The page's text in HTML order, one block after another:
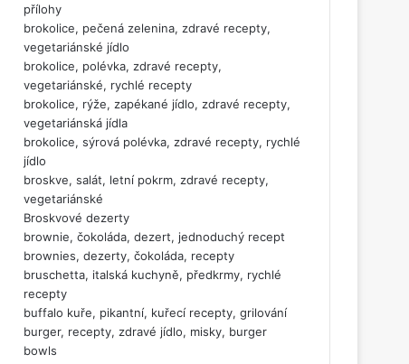
přílohy
brokolice, pečená zelenina, zdravé recepty,
vegetariánské jídlo
brokolice, polévka, zdravé recepty,
vegetariánské, rychlé recepty
brokolice, rýže, zapékané jídlo, zdravé recepty,
vegetariánská jídla
brokolice, sýrová polévka, zdravé recepty, rychlé
jídlo
broskve, salát, letní pokrm, zdravé recepty,
vegetariánské
Broskvové dezerty
brownie, čokoláda, dezert, jednoduchý recept
brownies, dezerty, čokoláda, recepty
bruschetta, italská kuchyně, předkrmy, rychlé
recepty
buffalo kuře, pikantní, kuřecí recepty, grilování
burger, recepty, zdravé jídlo, misky, burger
bowls